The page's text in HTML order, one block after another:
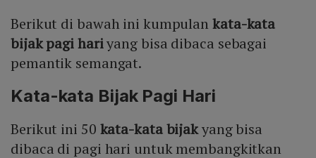
Berikut di bawah ini kumpulan kata-kata
bijak pagi hariyang bisa dibaca sebagai
pemantik semangat.
Kata-kata Bijak Pagi Hari
Berikut ini 50 kata-kata bijakyang bisa
dibaca di pagi hari untuk membangkitkan